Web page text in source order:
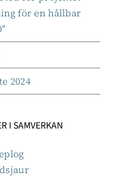
för en hållbar
2024
I SAMVERKAN